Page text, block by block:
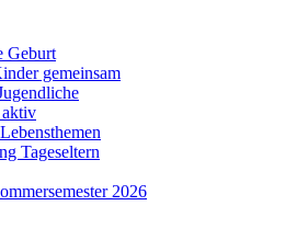
Geburt
gemeinsam
aktiv
Tageseltern
2026